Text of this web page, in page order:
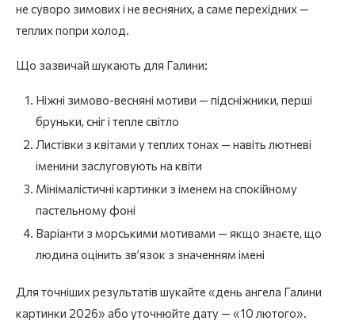
не суворо зимових і не весняних, а саме перехідних —
теплих попри холод.
Що зазвичай шукають для Галини:
Ніжні зимово-весняні мотиви — підсніжники, перші
бруньки, сніг і тепле світло
Листівки з квітами у теплих тонах — навіть лютневі
іменини заслуговують на квіти
Мінімалістичні картинки з іменем на спокійному
пастельному фоні
Варіанти з морськими мотивами — якщо знаєте, що
людина оцінить зв’язок з значенням імені
Для точніших результатів шукайте «день ангела Галини
картинки 2026» або уточнюйте дату — «10 лютого».